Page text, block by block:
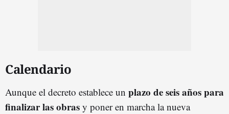
Calendario
Aunque el decreto establece un plazo de seis años para
finalizar las obras y poner en marcha la nueva